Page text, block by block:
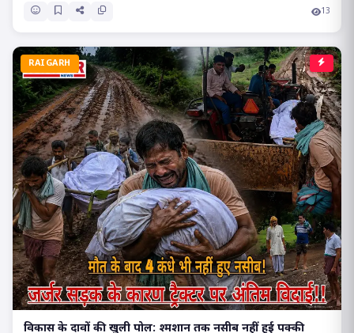
13
RAIGARH
विकास के दावों की खुली पोल: श्मशान तक नसीब नहीं हुई पक्की